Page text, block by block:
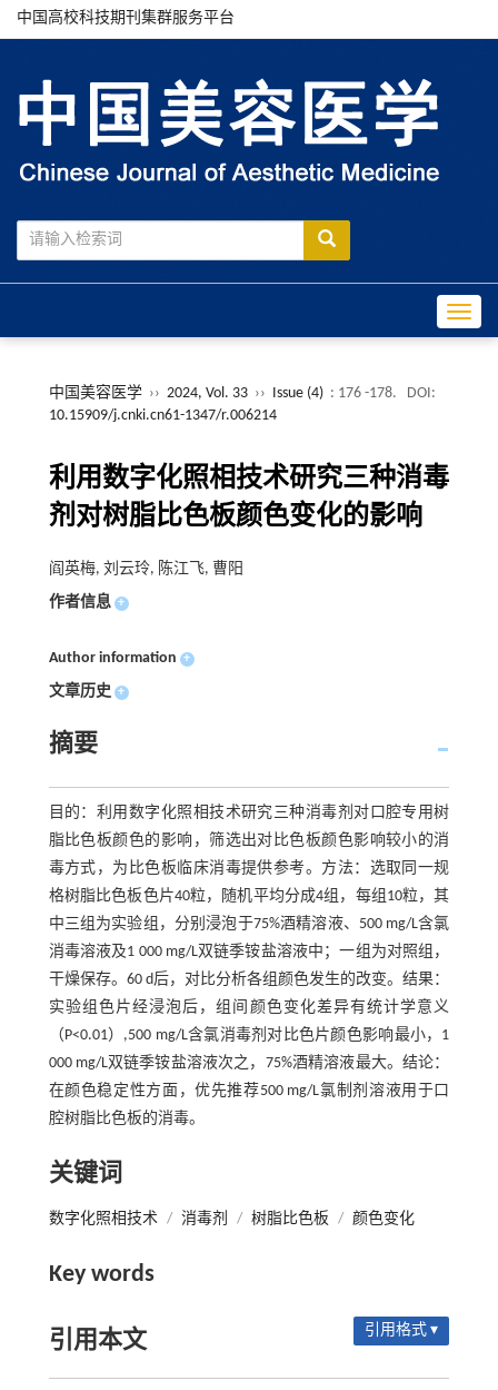
中国高校科技期刊集群服务平台
中国美容医学 ›› 2024, Vol. 33 ›› Issue (4) : 176 -178.
DOI:
10.15909/j.cnki.cn61-1347/r.006214
利用数字化照相技术研究三种消毒
剂对树脂比色板颜色变化的影响
阎英梅, 刘云玲, 陈江飞, 曹阳
作者信息 +
Author information +
文章历史 +
摘要
目的：利用数字化照相技术研究三种消毒剂对口腔专用树
脂比色板颜色的影响，筛选出对比色板颜色影响较小的消
毒方式，为比色板临床消毒提供参考。方法：选取同一规
格树脂比色板色片40粒，随机平均分成4组，每组10粒，其
中三组为实验组，分别浸泡于75%酒精溶液、500 mg/L含氯
消毒溶液及1 000 mg/L双链季铵盐溶液中；一组为对照组，
干燥保存。60 d后，对比分析各组颜色发生的改变。结果：
实验组色片经浸泡后，组间颜色变化差异有统计学意义
（P<0.01）,500 mg/L含氯消毒剂对比色片颜色影响最小，1
000 mg/L双链季铵盐溶液次之，75%酒精溶液最大。结论：
在颜色稳定性方面，优先推荐500 mg/L氯制剂溶液用于口
腔树脂比色板的消毒。
关键词
数字化照相技术 / 消毒剂 / 树脂比色板 / 颜色变化
Key words
引用本文 引用格式 ▾